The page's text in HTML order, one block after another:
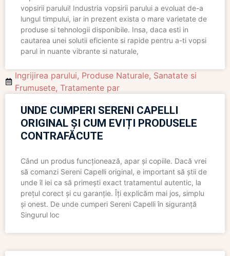
vopsirii parului! Industria vopsirii parului a evoluat de-a
lungul timpului, iar in prezent exista o mare varietate de
produse si tehnologii disponibile. Insa, daca esti in
cautarea unei solutii eficiente si rapide pentru a-ti vopsi
parul in nuante vibrante si naturale,
Ingrijirea parului, Produse Naturale, Sanatate si
Frumusete, Tratamente par
UNDE CUMPERI SERENI CAPELLI
ORIGINAL ȘI CUM EVIȚI PRODUSELE
CONTRAFĂCUTE
Când un produs funcționează, apar și copiile. Dacă vrei
să comanzi Sereni Capelli original, e important să știi de
unde îl iei ca să primești exact tratamentul autentic, la
prețul corect și cu garanție. Îți explicăm mai jos, simplu
și onest. De unde cumperi Sereni Capelli în siguranță
Singurul loc